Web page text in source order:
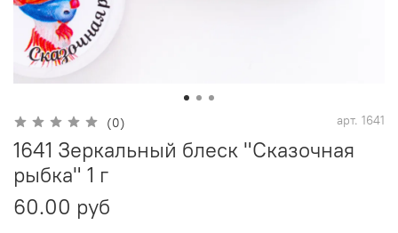
(0) арт. 1641
1641 Зеркальный блеск "Сказочная
рыбка" 1 г
60.00 руб